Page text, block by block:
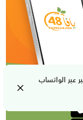
عبر الواتساب